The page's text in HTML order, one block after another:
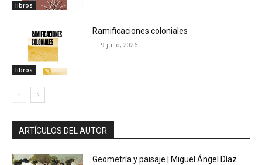
libros
libros
Ramificaciones coloniales
9 julio, 2026
ARTÍCULOS DEL AUTOR
Geometría y paisaje | Miguel Ángel Díaz